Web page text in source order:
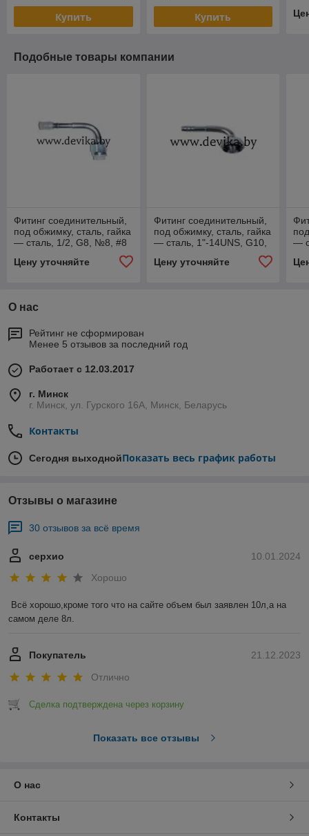
Купить Купить
Подобные товары компании
Фитинг соединительный,
под обжимку, сталь, гайка
— сталь, 1/2, G8, №8, #8
(10мм), 90°, без стакана,
O-Ring.
Цену уточняйте
Фитинг соединительный,
под обжимку, сталь, гайка
— сталь, 1"-14UNS, G10,
без стакана, O
Цену уточняйте
—
О нас
Рейтинг не сформирован
Менее 5 отзывов за последний год
Работает с 12.03.2017
г. Минск
г. Минск, ул. Гурского 16А, Минск, Беларусь
Контакты
Сегодня выходнойПоказать весь график работы
Отзывы о магазине
30 отзывов за всё время
10.01.2024
серхио
Хорошо
Всё хорошо,кроме того что на сайте объем был заявлен 10л,а на
самом деле 8л.
21.12.2023
Покупатель
Отлично
Сделка подтверждена через корзину
Показать все отзывы
О нас
Контакты